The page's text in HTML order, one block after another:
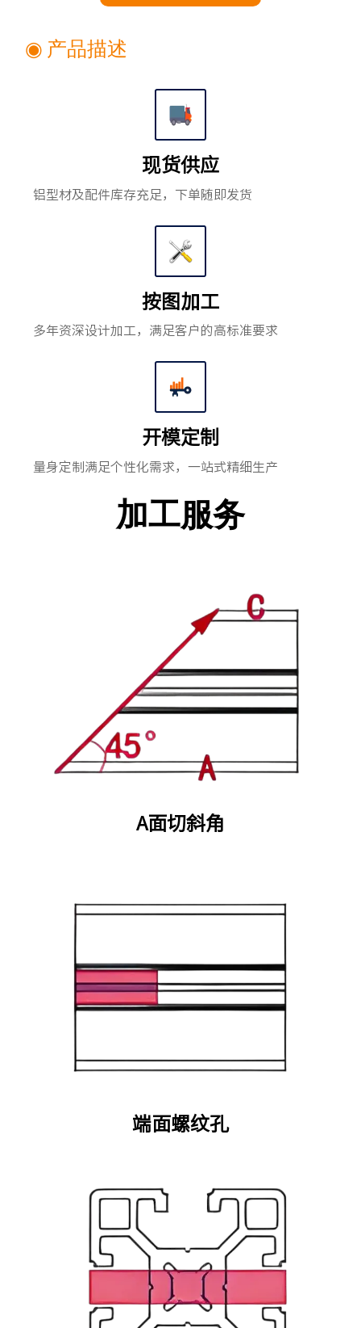
◉ 产品描述
现货供应
铝型材及配件库存充足，下单随即发货
按图加工
多年资深设计加工，满足客户的高标准要求
开模定制
量身定制满足个性化需求，一站式精细生产
加工服务
A面切斜角
端面螺纹孔